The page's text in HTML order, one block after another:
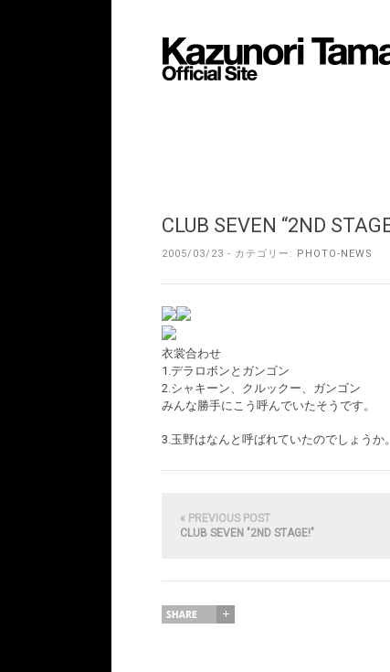
CLUB SEVEN “2ND
2005/03/23 - カテゴリー: PHOTO-NEWS
衣裳合わせ
1.デラロボンとガンゴン
2.シャキーン、クルックー、ガンゴン
みんな勝手にこう呼んでいたそうです。
3.玉野はなんと呼ばれていたのでしょうか。
« PREVIOUS POST
CLUB SEVEN "2ND STAGE!"